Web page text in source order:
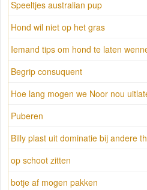
Speeltjes australian pup
Hond wil niet op het gras
Iemand tips om hond te laten
Begrip consuquent
Hoe lang mogen we Noor nou
Puberen
Billy plast uit dominatie bij andere
op schoot zitten
botje af mogen pakken